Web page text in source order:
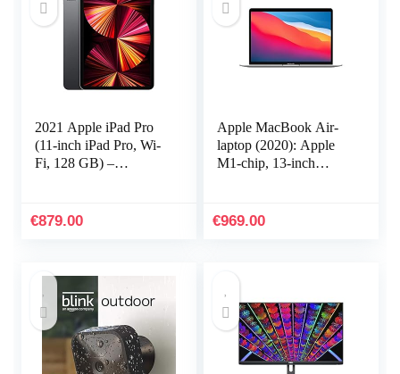
2021 Apple iPad Pro
(11‑inch iPad Pro, Wi-
Fi, 128 GB) –
€879.00
Apple MacBook Air-
laptop (2020): Apple
M1‐chip, 13‐inch
opslag, toetsenbord
€969.00